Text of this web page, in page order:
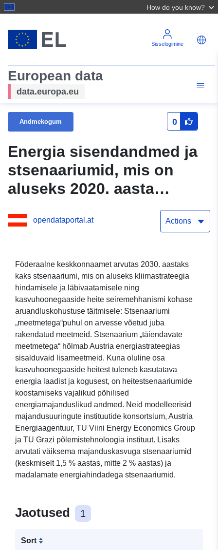
How do you know?
Sisselogimine
European data
data.europa.eu
Andmekogum 0
Energia sisendandmed ja
stsenaariumid, mis on
aluseks 2020. aasta
kliimastrateegiale ja 2011.
aasta seiremehhanismile
opendataportal.at Actions
Föderaalne keskkonnaamet arvutas 2030. aastaks
kaks stsenaariumi, mis on aluseks kliimastrateegia
hindamisele ja läbivaatamisele ning
kasvuhoonegaaside heite seiremehhanismi kohase
aruandluskohustuse täitmisele: Stsenaariumi
„meetmetega“puhul on arvesse võetud juba
rakendatud meetmeid. Stsenaarium „täiendavate
meetmetega“ hõlmab Austria energiastrateegias
sisalduvaid lisameetmeid. Kuna oluline osa
kasvuhoonegaaside heitest tuleneb kasutatava
energia laadist ja kogusest, on heitestsenaariumide
koostamiseks vajalikud põhilised
energiamajanduslikud andmed. Neid modelleerisid
majandusuuringute instituutide konsortsium, Austria
Energiaagentuur, TU Viini Energy Economics Group
ja TU Grazi põlemistehnoloogia instituut. Lisaks
arvutati väiksema majanduskasvuga stsenaariumid
(keskmiselt 1,5 % aastas, mitte 2 % aastas) ja
madalamate energiahindadega stsenaariumid.
Jaotused 1
Sort